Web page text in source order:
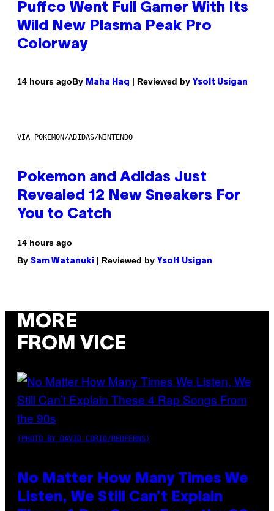
Puffco Went Full Gamer With Its
Wild New Plasma Peak Pro
Colorway
14 hours agoBy Maha Haq | Reviewed by Ysolt Usigan
VIA POKEMON/ADIDAS/NINTENDO
Pokemon and Adidas Just
Revealed 12 New Sneakers For
You to Catch
14 hours ago
By Sam Watanuki | Reviewed by Ysolt Usigan
MORE
FROM VICE
(PHOTO BY DAVID CORIO/REDFERNS)
No Matter How Many Times We
Listen, We Still Can’t Explain